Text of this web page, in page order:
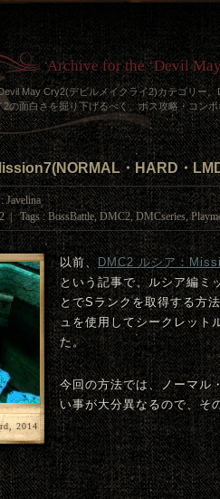
Archive for the ‘Devil
May Cry2(デビルメイクライ2)カテゴリー。
2の面白さを掘り下げるべく、ボス攻略・コン
・HARD・
| Tags :BossBattle,DMC2,DMCseries,
2014
以前、DMC2 ルシア：
という記事で、ルシア編ミ
とでSランクを取得する方
ュを使用してシークレット
た。
今回の方法では、ノーマル
い事が大分異なるので、そ